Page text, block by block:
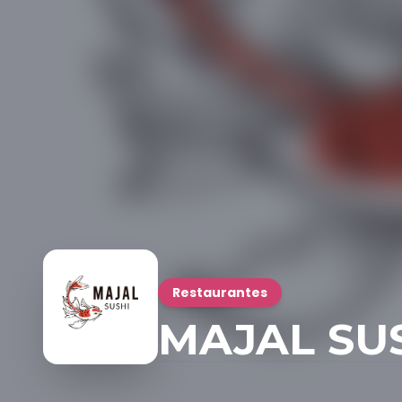
Restaurantes
MAJAL